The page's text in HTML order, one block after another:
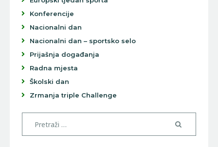
Konferencije
Nacionalni dan
Nacionalni dan – sportsko selo
Prijašnja događanja
Radna mjesta
Školski dan
Zrmanja triple Challenge